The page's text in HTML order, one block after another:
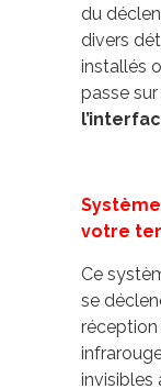
du
divers
installés
passe
votre
Ce
se
réception
invisibles